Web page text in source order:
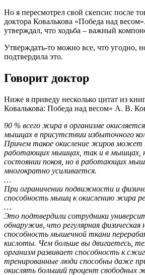
Но я пересмотрел свой скепсис после
доктора Ковалькова «Победа над
утверждал, что ходьба – важный
Утверждать-то можно все, что угодно,
подтвердила это.
Говорит доктор
Ниже я приведу несколько цитат из
Ковалькова: Победа над весом» А. В.
90 % всего жира в организме
мышцах в присутствии избыточного
Причем такое окисление жиров может
работающих мышцах, так и в мышцах,
состоянии покоя, но в работающих
многократно усиливается.
…
При ограничении подвижности и
способность мышц к окислению жира
…
Это подтвердили сотрудники
обнаружив, что регулярная физическая
способность мышечной ткани
кислоты. Чем больше вы двигаетесь,
организм развивает способность к
тренированные люди способны даже
окислять больший процент свободных